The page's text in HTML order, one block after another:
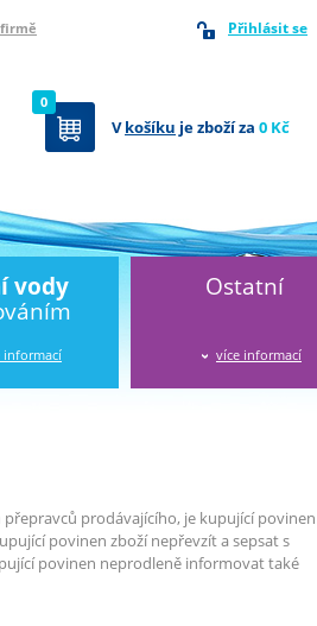
Přihlásit se
Vkošíku je zboží za 0 Kč
0
vody
informací
Ostatní
více informací
prodávajícího, je kupující povinen
povinen zboží nepřevzít a sepsat s
povinen neprodleně informovat také